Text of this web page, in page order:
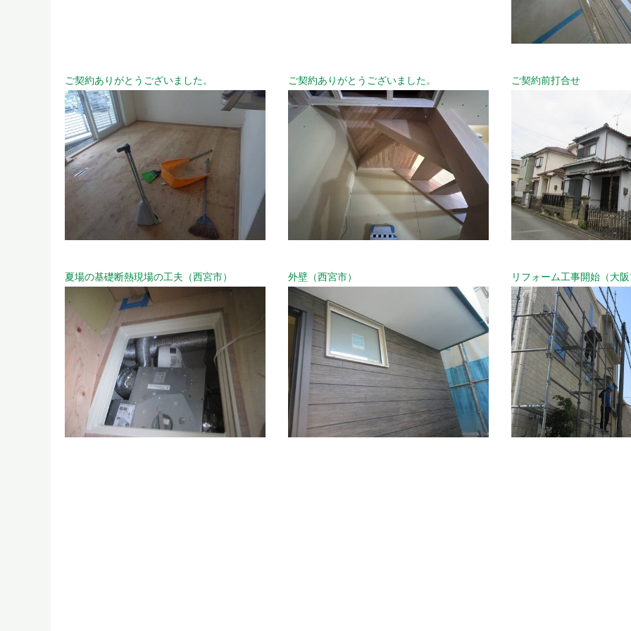
ご契約ありがとうございました。 ご契約ありがとうございました。 ご契約前打合せ
夏場の基礎断熱現場の工夫（西宮市） 外壁（西宮市） リフォーム工事開始（大